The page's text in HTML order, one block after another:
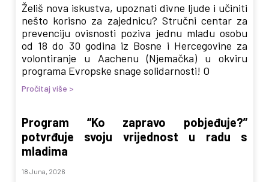
Želiš nova iskustva, upoznati divne ljude i učiniti
nešto korisno za zajednicu? Stručni centar za
prevenciju ovisnosti poziva jednu mladu osobu
od 18 do 30 godina iz Bosne i Hercegovine za
volontiranje u Aachenu (Njemačka) u okviru
programa Evropske snage solidarnosti! O
Pročitaj više >
Program “Ko zapravo pobjeđuje?”
potvrđuje svoju vrijednost u radu s
mladima
18 Juna, 2026